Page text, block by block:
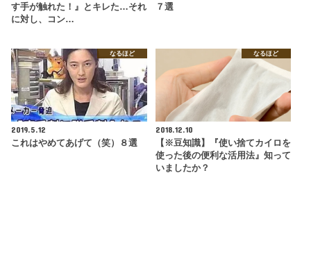
す手が触れた！』とキレた…それ
に対し、コン…
７選
なるほど
2019.5.12
これはやめてあげて（笑）８選
なるほど
2018.12.10
【※豆知識】『使い捨てカイロを
使った後の便利な活用法』知って
いましたか？